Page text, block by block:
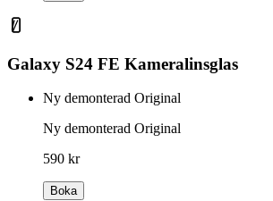
Galaxy S24 FE Kameralinsglas
Ny demonterad Original
Ny demonterad Original
590 kr
Boka